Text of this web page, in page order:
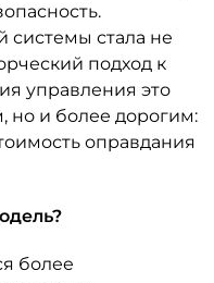
системы стала не
подход к
управления это
но и более дорогим:
оправдания
более